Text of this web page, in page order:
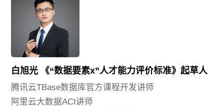
白旭光 《“数据要素x”人才能力评价标准》起草人
腾讯云TBase数据库官方课程开发讲师
阿里云大数据ACI讲师